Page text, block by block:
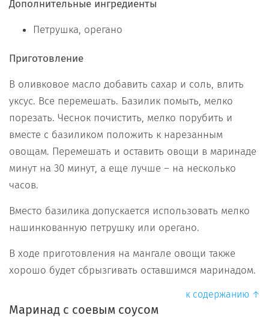
Дополнительные ингредиенты
Петрушка, орегано
Приготовление
В оливковое масло добавить сахар и соль, влить
уксус. Все перемешать. Базилик помыть, мелко
порезать. Чеснок почистить, мелко порубить и
вместе с базиликом положить к нарезанным
овощам. Перемешать и оставить овощи в маринаде
минут на 30 минут, а еще лучше – на несколько
часов.
Вместо базилика допускается использовать мелко
нашинкованную петрушку или орегано.
В ходе приготовления на мангале овощи также
хорошо будет сбрызгивать оставшимся маринадом.
к содержанию ↑
Маринад с соевым соусом